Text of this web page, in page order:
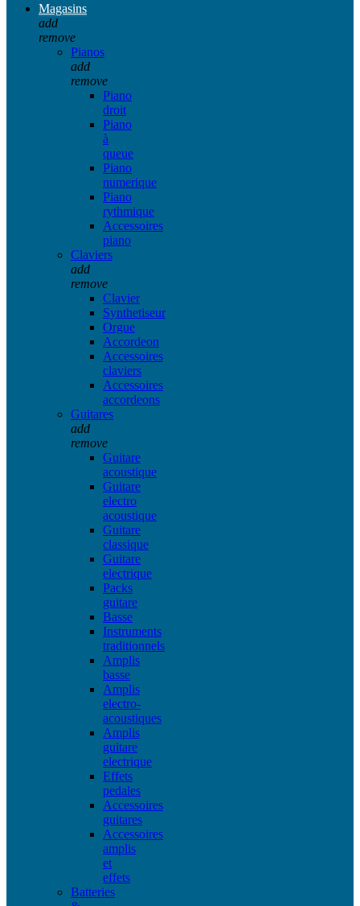
Magasins
add
remove
Pianos
add
remove
Piano
droit
Piano
à
queue
Piano
numerique
Piano
rythmique
Accessoires
piano
Claviers
add
remove
Clavier
Synthetiseur
Orgue
Accordeon
Accessoires
claviers
Accessoires
accordeons
Guitares
add
remove
Guitare
acoustique
Guitare
electro
acoustique
Guitare
classique
Guitare
electrique
Packs
guitare
Basse
Instruments
traditionnels
Amplis
basse
Amplis
electro-
acoustiques
Amplis
guitare
electrique
Effets
pedales
Accessoires
guitares
Accessoires
amplis
et
effets
Batteries